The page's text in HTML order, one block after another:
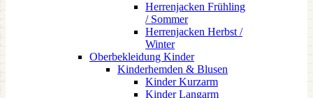
Herrenjacken Frühling
/ Sommer
Herrenjacken Herbst /
Winter
Oberbekleidung Kinder
Kinderhemden & Blusen
Kinder Kurzarm
Kinder Langarm